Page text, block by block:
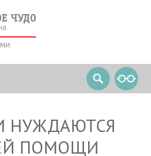
НУЖДАЮТСЯ
ПОМОЩИ